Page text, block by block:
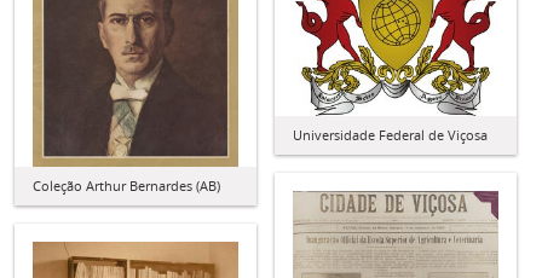
Coleção Arthur Bernardes (AB)
Universidade Federal de Viçosa